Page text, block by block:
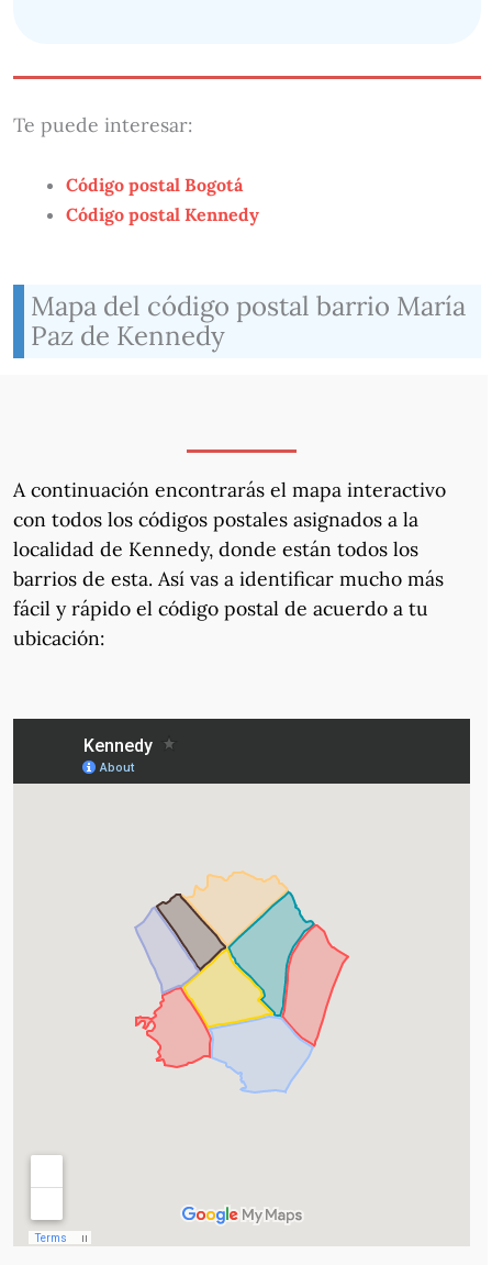
Te puede interesar:
Código postal Bogotá
Código postal Kennedy
Mapa del código postal barrio María
Paz de Kennedy
A continuación encontrarás el mapa interactivo
con todos los códigos postales asignados a la
localidad de Kennedy, donde están todos los
barrios de esta. Así vas a identificar mucho más
fácil y rápido el código postal de acuerdo a tu
ubicación: